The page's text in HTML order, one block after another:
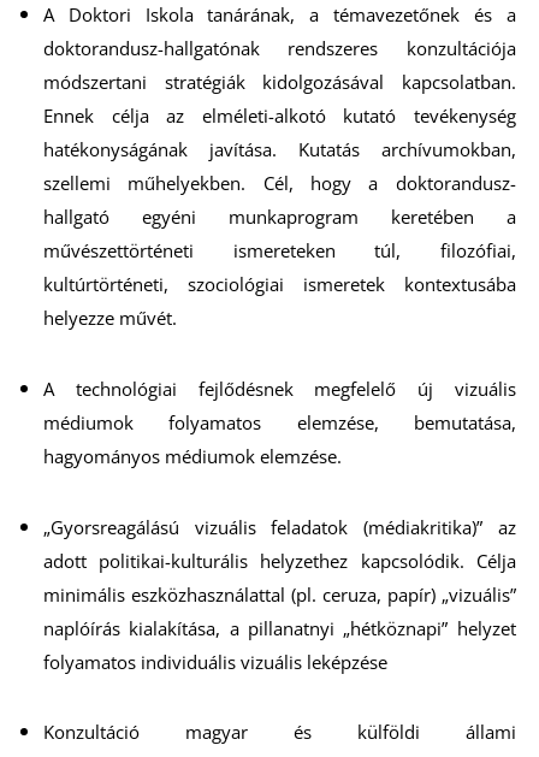
A Doktori Iskola tanárának, a témavezetőnek és a
doktorandusz-hallgatónak rendszeres konzultációja
módszertani stratégiák kidolgozásával kapcsolatban.
Ennek célja az elméleti-alkotó kutató tevékenység
hatékonyságának javítása. Kutatás archívumokban,
szellemi műhelyekben. Cél, hogy a doktorandusz-
hallgató egyéni munkaprogram keretében a
művészettörténeti ismereteken túl, filozófiai,
kultúrtörténeti, szociológiai ismeretek kontextusába
helyezze művét.
A technológiai fejlődésnek megfelelő új vizuális
médiumok folyamatos elemzése, bemutatása,
hagyományos médiumok elemzése.
„Gyorsreagálású vizuális feladatok (médiakritika)” az
adott politikai-kulturális helyzethez kapcsolódik. Célja
minimális eszközhasználattal (pl. ceruza, papír) „vizuális”
naplóírás kialakítása, a pillanatnyi „hétköznapi” helyzet
folyamatos individuális vizuális leképzése
Konzultáció magyar és külföldi állami